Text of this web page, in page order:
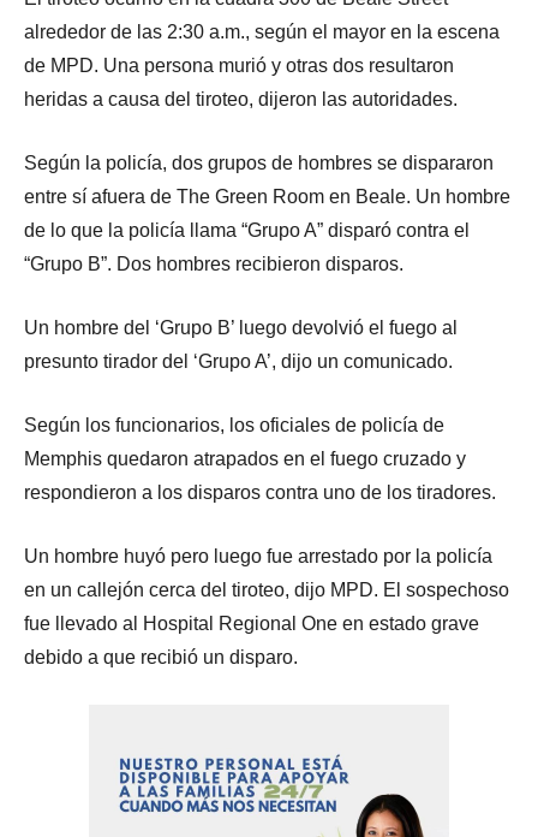
alrededor de las 2:30 a.m., según el mayor en la escena
de MPD. Una persona murió y otras dos resultaron
heridas a causa del tiroteo, dijeron las autoridades.
Según la policía, dos grupos de hombres se dispararon
entre sí afuera de The Green Room en Beale. Un hombre
de lo que la policía llama “Grupo A” disparó contra el
“Grupo B”. Dos hombres recibieron disparos.
Un hombre del ‘Grupo B’ luego devolvió el fuego al
presunto tirador del ‘Grupo A’, dijo un comunicado.
Según los funcionarios, los oficiales de policía de
Memphis quedaron atrapados en el fuego cruzado y
respondieron a los disparos contra uno de los tiradores.
Un hombre huyó pero luego fue arrestado por la policía
en un callejón cerca del tiroteo, dijo MPD. El sospechoso
fue llevado al Hospital Regional One en estado grave
debido a que recibió un disparo.